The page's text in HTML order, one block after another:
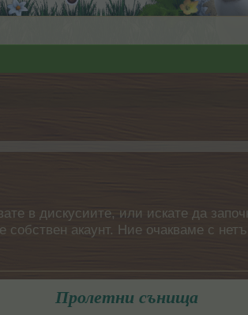
в дискусиите, или искате да
собствен акаунт. Ние очакваме с
Пролетни сънища